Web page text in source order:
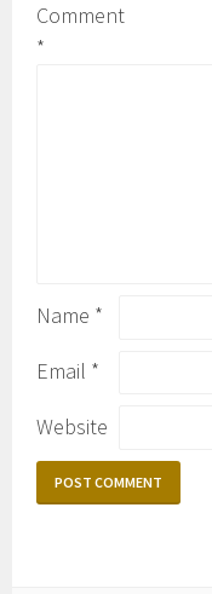
Comment
*
Name *
Email *
Website